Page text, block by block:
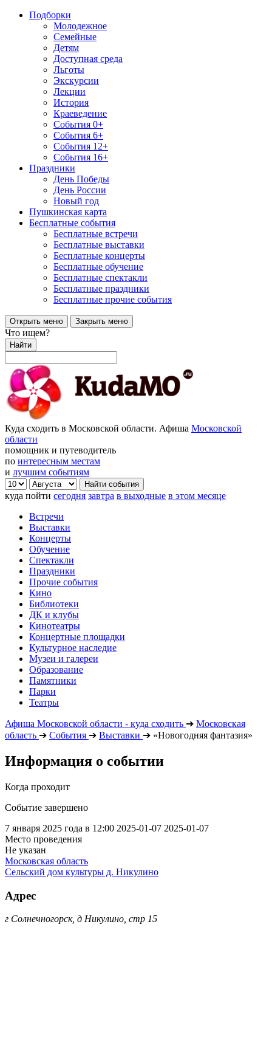
Подборки
Молодежное
Семейные
Детям
Доступная среда
Льготы
Экскурсии
Лекции
История
Краеведение
События 0+
События 6+
События 12+
События 16+
Праздники
День Победы
День России
Новый год
Пушкинская карта
Бесплатные события
Бесплатные встречи
Бесплатные выставки
Бесплатные концерты
Бесплатные обучение
Бесплатные спектакли
Бесплатные праздники
Бесплатные прочие события
Открыть меню Закрыть меню
Что ищем?
Найти
Куда сходить в Московской области. Афиша Московской
области
помощник и путеводитель
по интересным местам
и лучшим событиям
куда пойти сегодня завтра в выходные в этом месяце
Встречи
Выставки
Концерты
Обучение
Спектакли
Праздники
Прочие события
Кино
Библиотеки
ДК и клубы
Кинотеатры
Концертные площадки
Культурное наследие
Музеи и галереи
Образование
Памятники
Парки
Театры
Афиша Московской области - куда сходить ➔ Московская
область ➔ События ➔ Выставки ➔ «Новогодняя фантазия»
Информация о событии
Когда проходит
Событие завершено
7 января 2025 года в 12:00 2025-01-07 2025-01-07
Место проведения
Не указан
Московская область
Сельский дом культуры д. Никулино
Адрес
г Солнечногорск, д Никулино, стр 15